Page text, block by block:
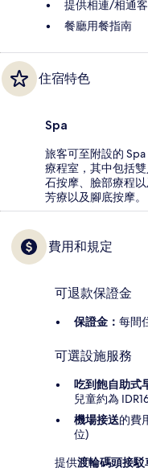
提供相連/相通
餐廳用餐指南
住宿特色
Spa
旅客可至附設的
療程室，其中包括
石按摩、臉部療程
芳療以及腳底按摩。
費用和規定
可退款保證金
保證金： 每間
可選設施服務
吃到飽自助式
兒童約為
機場接送的費
位)
提供渡輪碼頭接駁